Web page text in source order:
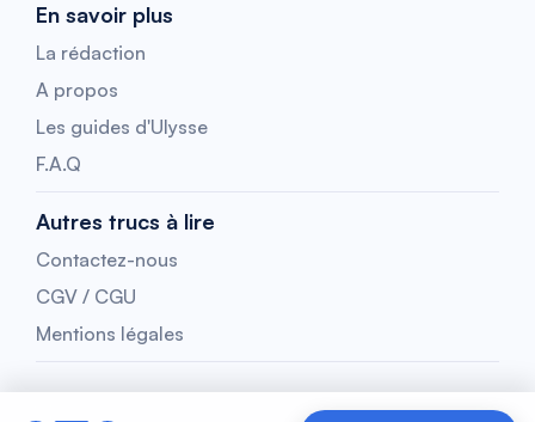
En savoir plus
La rédaction
A propos
Les guides d'Ulysse
F.A.Q
Autres trucs à lire
Contactez-nous
CGV / CGU
Mentions légales